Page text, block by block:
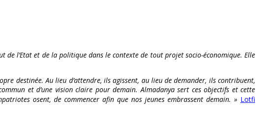
de l’Etat et de la politique dans le contexte de tout projet socio-économique. Elle
destinée. Au lieu d’attendre, ils agissent, au lieu de demander, ils contribuent,
et d’une vision claire pour demain. Almadanya sert ces objectifs et cette
osent, de commencer afin que nos jeunes embrassent demain. » Lotfi